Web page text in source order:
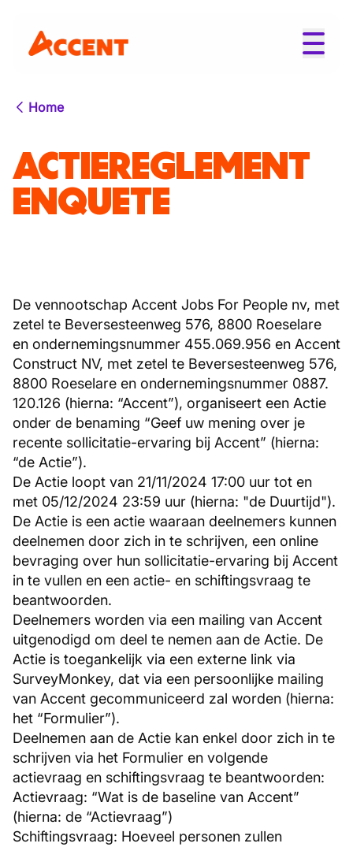
Home
ACTIEREGLEMENT
ENQUETE
De vennootschap Accent Jobs For People nv, met
zetel te Beversesteenweg 576, 8800 Roeselare
en ondernemingsnummer 455.069.956 en Accent
Construct NV, met zetel te Beversesteenweg 576,
8800 Roeselare en ondernemingsnummer 0887.
120.126 (hierna: “Accent”), organiseert een Actie
onder de benaming “Geef uw mening over je
recente sollicitatie-ervaring bij Accent” (hierna:
“de Actie”).
De Actie loopt van 21/11/2024 17:00 uur tot en
met 05/12/2024 23:59 uur (hierna: "de Duurtijd").
De Actie is een actie waaraan deelnemers kunnen
deelnemen door zich in te schrijven, een online
bevraging over hun sollicitatie-ervaring bij Accent
in te vullen en een actie- en schiftingsvraag te
beantwoorden.
Deelnemers worden via een mailing van Accent
uitgenodigd om deel te nemen aan de Actie. De
Actie is toegankelijk via een externe link via
SurveyMonkey, dat via een persoonlijke mailing
van Accent gecommuniceerd zal worden (hierna:
het “Formulier”).
Deelnemen aan de Actie kan enkel door zich in te
schrijven via het Formulier en volgende
actievraag en schiftingsvraag te beantwoorden:
Actievraag: “Wat is de baseline van Accent”
(hierna: de “Actievraag”)
Schiftingsvraag: Hoeveel personen zullen